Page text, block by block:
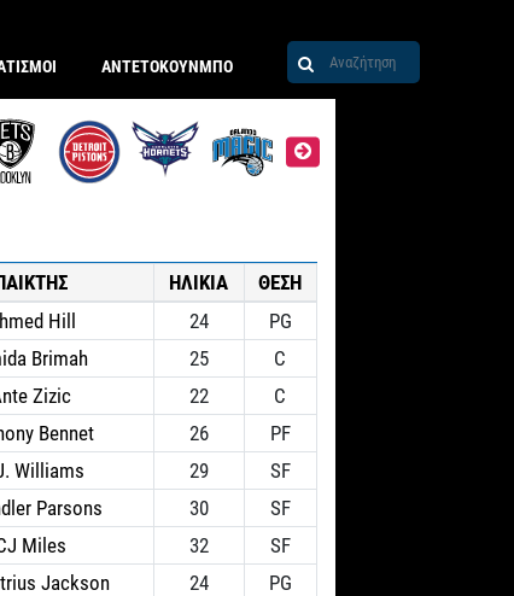
ΑΝΤΕΤΟΚΟΥΝΜΠΟ
ΗΛΙΚΙΑ
ΘΕΣΗ
Hill
24
PG
Brimah
25
C
Zizic
22
C
Bennet
26
PF
Williams
29
SF
Parsons
30
SF
Miles
32
SF
Jackson
24
PG